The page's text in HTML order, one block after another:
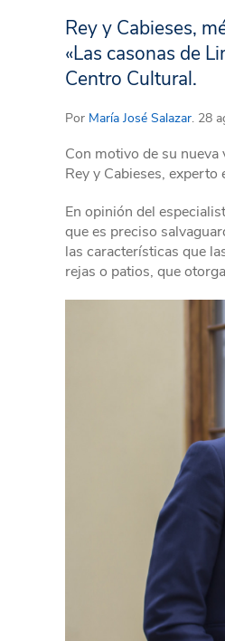
Rey y Cabieses,
«Las casonas de
Centro Cultural.
Por María José Salazar. 28
Con motivo de su nueva
Rey y Cabieses, experto
En opinión del
que es preciso
las características que
rejas o patios, que